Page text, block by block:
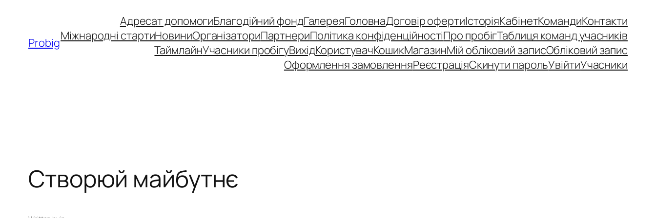
вмістуProbig
Адресат допомогиБлагодійний фондГалереяГоловнаДоговір офертиІсторіяКабінетКомандиКонтакти
Міжнародні стартиНовиниОрганізаториПартнериПолітика конфіденційностіПро пробігТаблиця команд учасників
ТаймлайнУчасники пробігуВихідКористувачКошикМагазинМій обліковий записОбліковий запис
Оформлення замовленняРеєстраціяСкинути парольУвійтиУчасники
Створюй майбутнє